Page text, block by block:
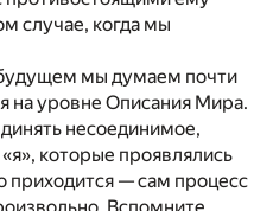
случае, когда мы
мы думаем почти
на уровне Описания Мира.
несоединимое,
которые проявлялись
приходится — сам процесс